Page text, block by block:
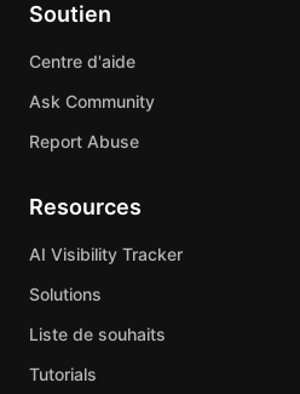
Soutien
Centre d'aide
Ask Community
Report Abuse
Resources
AI Visibility Tracker
Solutions
Liste de souhaits
Tutorials